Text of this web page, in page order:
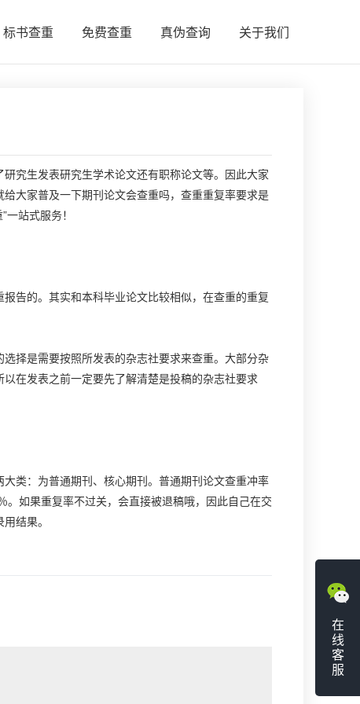
标书查重 免费查重 真伪查询 关于我们
究生发表研究生学术论文还有职称论文等。因此大家
大家普及一下期刊论文会查重吗，查重重复率要求是
站式服务！
告的。其实和本科毕业论文比较相似，在查重的重复
择是需要按照所发表的杂志社要求来查重。大部分杂
在发表之前一定要先了解清楚是投稿的杂志社要求
类：为普通期刊、核心期刊。普通期刊论文查重冲率
如果重复率不过关，会直接被退稿哦，因此自己在交
结果。
在
线
客
服